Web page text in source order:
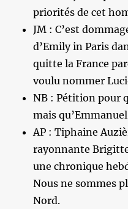
priorités de cet
JM : C’est
d’Emily in Paris
quitte la France
voulu nommer
NB : Pétition pour
mais
AP : Tiphaine
rayonnante
une chronique
Nous ne sommes
Nord.